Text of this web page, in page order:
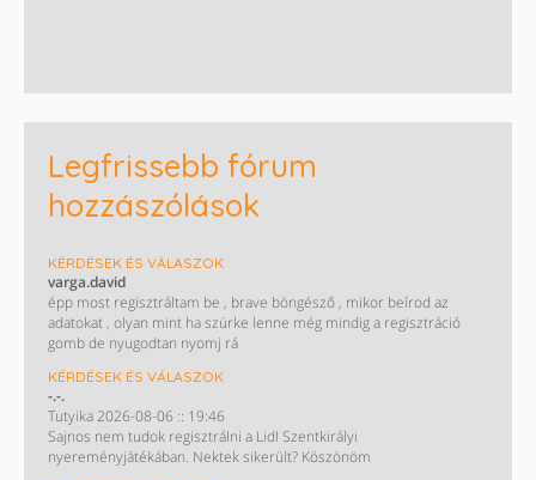
Legfrissebb fórum
hozzászólások
KÉRDÉSEK ÉS VÁLASZOK
varga.david
épp most regisztráltam be , brave böngésző , mikor beírod az
adatokat , olyan mint ha szürke lenne még mindig a regisztráció
gomb de nyugodtan nyomj rá
KÉRDÉSEK ÉS VÁLASZOK
-.-.
Tutyika 2026-08-06 :: 19:46
Sajnos nem tudok regisztrálni a Lidl Szentkirályi
nyereményjátékában. Nektek sikerült? Köszönöm